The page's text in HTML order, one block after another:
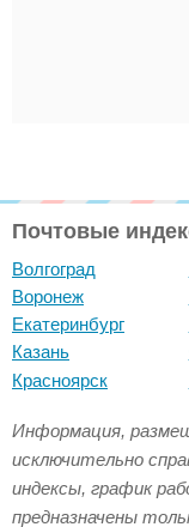
Почтовые
Волгоград
Воронеж
Екатеринбург
Казань
Красноярск
Информация,
исключительно
индексы, график
предназначены